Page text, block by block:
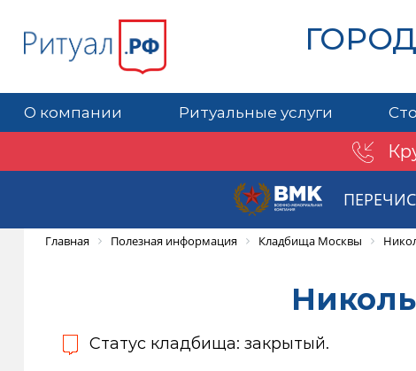
О компании Ритуальные услуги
Главная Полезная информация Кладбища Москвы
Статус кладбища: закрытый.